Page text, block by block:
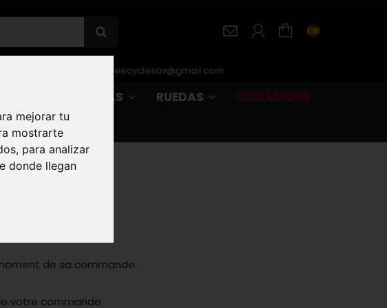
mejorar tu
mostrarte
para analizar
donde llegan
freecyclesav@gmail.com
BICICLETAS URBANAS RUEDAS
OCCASIONS
de sa commande.
votre commande